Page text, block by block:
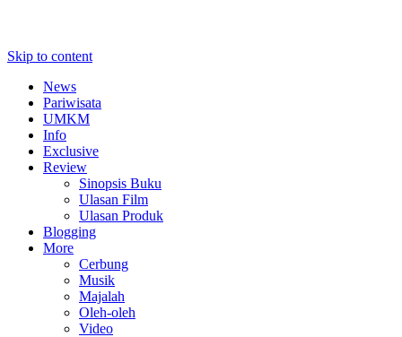
Skip to content
News
Pariwisata
UMKM
Info
Exclusive
Review
Sinopsis Buku
Ulasan Film
Ulasan Produk
Blogging
More
Cerbung
Musik
Majalah
Oleh-oleh
Video